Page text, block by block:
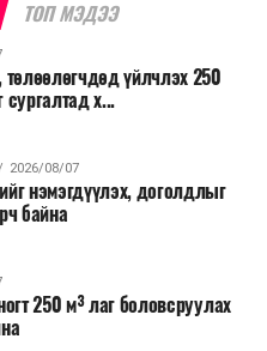
Засгийн газрын
хурал, зөвлөгөөн, ой,
наадам, соёлын арга
төрийн өндөр албан
бусад гадаад
хүлээн авах зардал;
тоног төхөөрөмж,
авах;
зүйн салбараас бусад
ТОП МЭДЭЭ
үйлчлэх 250
х...
2026/08/07
нэмэгдүүлэх, доголдлыг
байна
250 м³ лаг боловсруулах